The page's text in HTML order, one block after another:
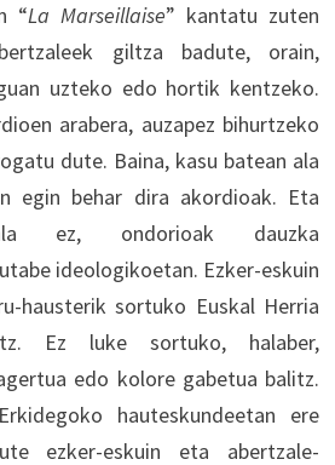
“La Marseillaise” kantatu zuten
giltza badute, orain,
uzteko edo hortik kentzeko.
arabera, auzapez bihurtzeko
dute. Baina, kasu batean ala
egin behar dira akordioak. Eta
ez, ondorioak dauzka
ideologikoetan. Ezker-eskuin
hausterik sortuko Euskal Herria
Ez luke sortuko, halaber,
edo kolore gabetua balitz.
hauteskundeetan ere
ezker-eskuin eta abertzale-